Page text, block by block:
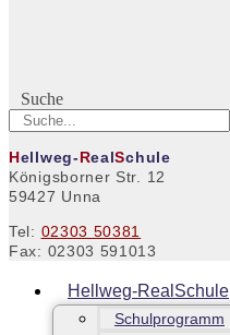
Suche
Hellweg-RealSchule
Königsborner Str. 12
59427 Unna
Tel: 02303 50381
Fax: 02303 591013
Hellweg-RealSchule
Schulprogramm